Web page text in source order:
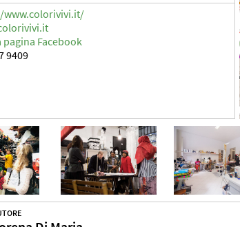
www.colorivivi.it/
pagina Facebook
9409